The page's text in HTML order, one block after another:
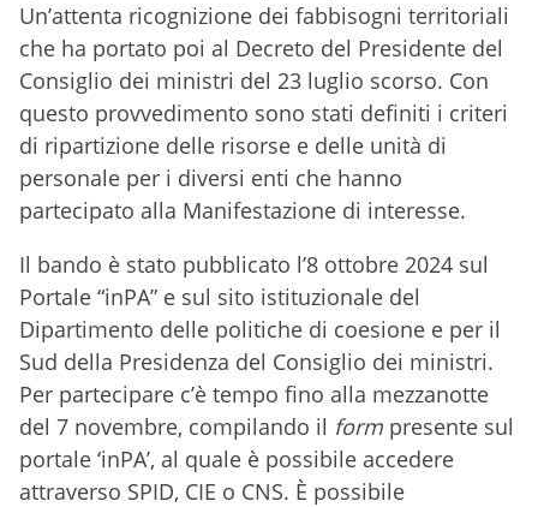
Un’attenta ricognizione dei fabbisogni territoriali
che ha portato poi al Decreto del Presidente del
Consiglio dei ministri del 23 luglio scorso. Con
questo provvedimento sono stati definiti i criteri
di ripartizione delle risorse e delle unità di
personale per i diversi enti che hanno
partecipato alla Manifestazione di interesse.
Il bando è stato pubblicato l’8 ottobre 2024 sul
Portale “inPA” e sul sito istituzionale del
Dipartimento delle politiche di coesione e per il
Sud della Presidenza del Consiglio dei ministri.
Per partecipare c’è tempo fino alla mezzanotte
del 7 novembre, compilando il form presente sul
portale ‘inPA’, al quale è possibile accedere
attraverso SPID, CIE o CNS. È possibile